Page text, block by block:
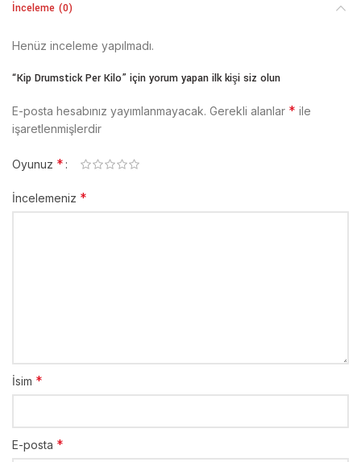
İnceleme (0)
Henüz inceleme yapılmadı.
“Kip Drumstick Per Kilo” için yorum yapan ilk kişi siz olun
E-posta hesabınız yayımlanmayacak. Gerekli alanlar * ile
işaretlenmişlerdir
Oyunuz *
İncelemeniz *
İsim *
E-posta *